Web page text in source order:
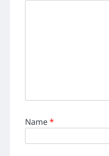
Name*